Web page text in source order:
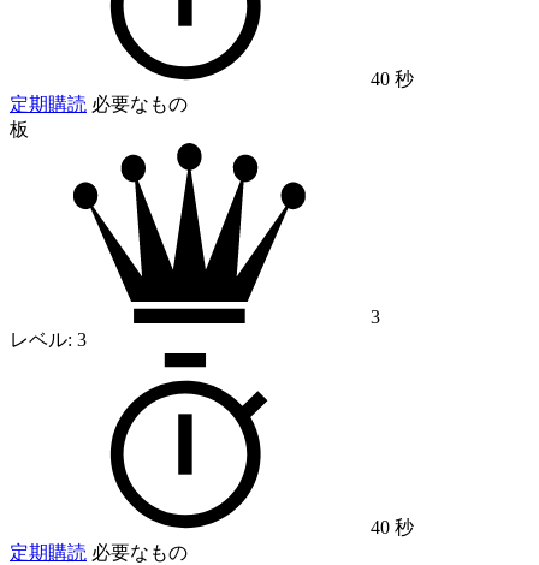
40 秒
定期購読 必要なもの
板
3
レベル: 3
40 秒
定期購読 必要なもの